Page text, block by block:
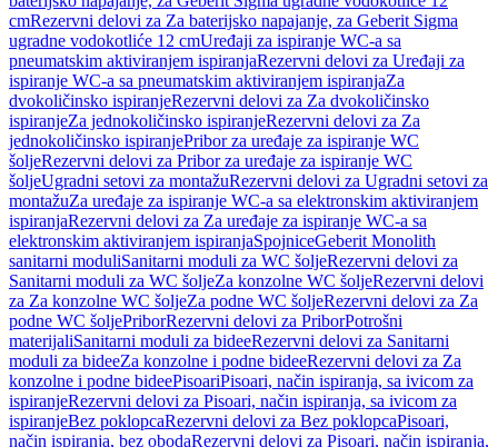
cmRezervni delovi za Za baterijsko napajanje, za Geberit Sigma
ugradne vodokotliće 12 cmUređaji za ispiranje WC-a sa
pneumatskim aktiviranjem ispiranjaRezervni delovi za Uređaji za
ispiranje WC-a sa pneumatskim aktiviranjem ispiranjaZa
dvokoličinsko ispiranjeRezervni delovi za Za dvokoličinsko
ispiranjeZa jednokoličinsko ispiranjeRezervni delovi za Za
jednokoličinsko ispiranjePribor za uređaje za ispiranje WC
šoljeRezervni delovi za Pribor za uređaje za ispiranje WC
šoljeUgradni setovi za montažuRezervni delovi za Ugradni setovi za
montažuZa uređaje za ispiranje WC-a sa elektronskim aktiviranjem
ispiranjaRezervni delovi za Za uređaje za ispiranje WC-a sa
elektronskim aktiviranjem ispiranjaSpojniceGeberit Monolith
sanitarni moduliSanitarni moduli za WC šoljeRezervni delovi za
Sanitarni moduli za WC šoljeZa konzolne WC šoljeRezervni delovi
za Za konzolne WC šoljeZa podne WC šoljeRezervni delovi za Za
podne WC šoljePriborRezervni delovi za PriborPotrošni
materijaliSanitarni moduli za bideeRezervni delovi za Sanitarni
moduli za bideeZa konzolne i podne bideeRezervni delovi za Za
konzolne i podne bideePisoariPisoari, način ispiranja, sa ivicom za
ispiranjeRezervni delovi za Pisoari, način ispiranja, sa ivicom za
ispiranjeBez poklopcaRezervni delovi za Bez poklopcaPisoari,
način ispiranja, bez obodaRezervni delovi za Pisoari, način ispiranja,